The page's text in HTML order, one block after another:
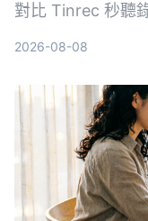
對比 Tinrec 秒聽
2026-08-08